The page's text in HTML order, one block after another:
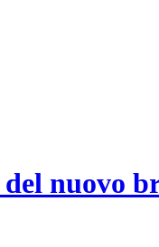
del nuovo